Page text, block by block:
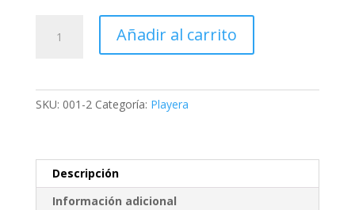
Fundación
Añadir al carrito
SKU: 001-2 Categoría: Playera
Descripción
Información adicional